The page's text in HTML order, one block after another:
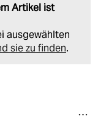
Artikel ist
ausgewählten
sie zu finden.